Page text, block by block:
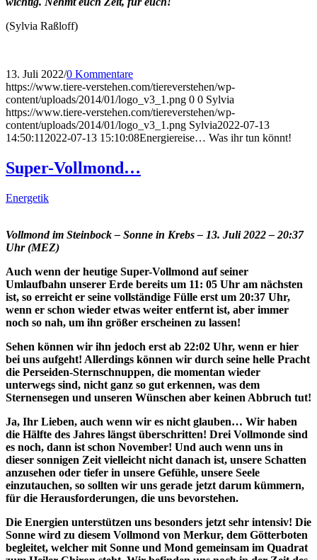
(Sylvia Raßloff)
13. Juli 2022/0 Kommentare
https://www.tiere-verstehen.com/tiereverstehen/wp-
content/uploads/2014/01/logo_v3_1.png 0 0 Sylvia
https://www.tiere-verstehen.com/tiereverstehen/wp-
content/uploads/2014/01/logo_v3_1.png Sylvia2022-07-13
14:50:11 2022-07-13 15:10:08Energiereise… Was ihr tun könnt!
Super-Vollmond…
Energetik
Vollmond im Steinbock – Sonne in Krebs – 13. Juli 2022 – 20:37
Uhr (MEZ)
Auch wenn der heutige Super-Vollmond auf seiner
Umlaufbahn unserer Erde bereits um 11: 05 Uhr am nächsten
ist, so erreicht er seine vollständige Fülle erst um 20:37 Uhr,
wenn er schon wieder etwas weiter entfernt ist, aber immer
noch so nah, um ihn größer erscheinen zu lassen!
Sehen können wir ihn jedoch erst ab 22:02 Uhr, wenn er hier
bei uns aufgeht! Allerdings können wir durch seine helle Pracht
die Perseiden-Sternschnuppen, die momentan wieder
unterwegs sind, nicht ganz so gut erkennen, was dem
Sternensegen und unseren Wünschen aber keinen Abbruch tut!
Ja, Ihr Lieben, auch wenn wir es nicht glauben… Wir haben
die Hälfte des Jahres längst überschritten! Drei Vollmonde sind
es noch, dann ist schon November! Und auch wenn uns in
dieser sonnigen Zeit vielleicht nicht danach ist, unsere Schatten
anzusehen oder tiefer in unsere Gefühle, unsere Seele
einzutauchen, so sollten wir uns gerade jetzt darum kümmern,
für die Herausforderungen, die uns bevorstehen.
Die Energien unterstützen uns besonders jetzt sehr intensiv! Die
Sonne wird zu diesem Vollmond von Merkur, dem Götterboten
begleitet, welcher mit Sonne und Mond gemeinsam im Quadrat